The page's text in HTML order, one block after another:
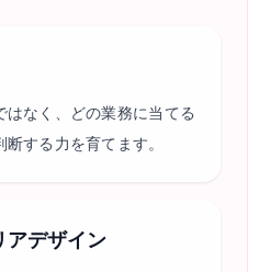
はなく、どの業務に当てる
する力を育てます。
アデザイン